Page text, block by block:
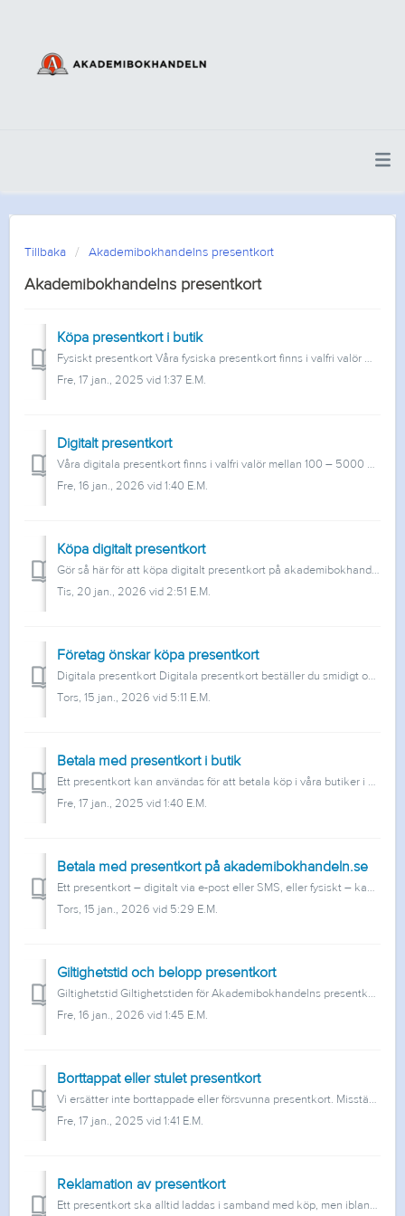
Tillbaka Akademibokhandelns presentkort
Akademibokhandelns presentkort
Köpa presentkort i butik
Fysiskt presentkort Våra fysiska presentkort finns i valfri valör mellan 50 – 5000 kr och är giltiga i 2 år från inköpsdatum. De går att köpa i alla våra b...
Fre, 17 jan., 2025 vid 1:37 E.M.
Digitalt presentkort
Våra digitala presentkort finns i valfri valör mellan 100 – 5000 kr och kan skickas som e-post eller som ett SMS. De är giltiga i 2 år från inköpsdatum. D...
Fre, 16 jan., 2026 vid 1:40 E.M.
Köpa digitalt presentkort
Gör så här för att köpa digitalt presentkort på akademibokhandeln.se: Klicka dig via ”Presentkort” längst ned på sidan eller gå direkt till sidan Vä...
Tis, 20 jan., 2026 vid 2:51 E.M.
Företag önskar köpa presentkort
Digitala presentkort Digitala presentkort beställer du smidigt och enkelt på denna sida. Du kan skicka presentkortet till valfri mottagare via e-post ...
Tors, 15 jan., 2026 vid 5:11 E.M.
Betala med presentkort i butik
Ett presentkort kan användas för att betala köp i våra butiker i 2 år från inköpsdatum. Det går lika bra att betala med ett Akademibokhandelns presentkor...
Fre, 17 jan., 2025 vid 1:40 E.M.
Betala med presentkort på akademibokhandeln.se
Ett presentkort – digitalt via e-post eller SMS, eller fysiskt – kan användas för att betala onlineköp i 2 år från inköpsdatum. Registrering av presentkor...
Tors, 15 jan., 2026 vid 5:29 E.M.
Giltighetstid och belopp presentkort
Giltighetstid Giltighetstiden för Akademibokhandelns presentkort i alla format är 2 år från inköpsdatum. De finns i valfritt belopp från 50 kr upp till 500...
Fre, 16 jan., 2026 vid 1:45 E.M.
Borttappat eller stulet presentkort
Vi ersätter inte borttappade eller försvunna presentkort. Misstänker du att du har blivit bestulen, vänd dig till polisen.
Fre, 17 jan., 2025 vid 1:41 E.M.
Reklamation av presentkort
Ett presentkort ska alltid laddas i samband med köp, men ibland blir det fel. Om du märker att du har fått ett oladdat kort köpt i butik gör så här: Ta ...